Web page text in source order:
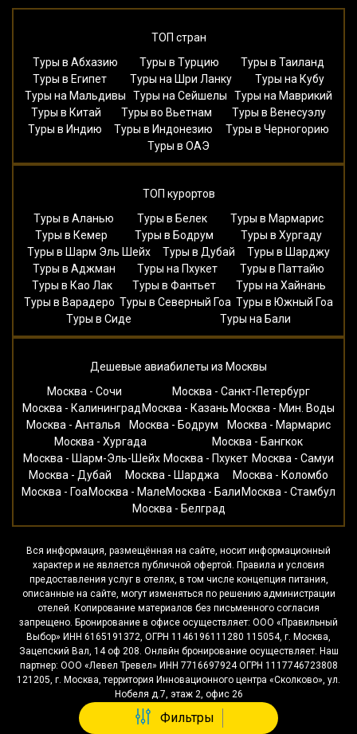
Фильтры
ТОП стран
Туры в Абхазию
Туры в Турцию
Туры в Таиланд
Туры в Египет
Туры на Шри Ланку
Туры на Кубу
Туры на Мальдивы
Туры на Сейшелы
Туры на Маврикий
Туры в Китай
Туры во Вьетнам
Туры в Венесуэлу
Туры в Индию
Туры в Индонезию
Туры в Черногорию
Туры в ОАЭ
ТОП курортов
Туры в Аланью
Туры в Белек
Туры в Мармарис
Туры в Кемер
Туры в Бодрум
Туры в Хургаду
Туры в Шарм Эль Шейх
Туры в Дубай
Туры в Шарджу
Туры в Аджман
Туры на Пхукет
Туры в Паттайю
Туры в Као Лак
Туры в Фантьет
Туры на Хайнань
Туры в Варадеро Туры в Северный Гоа Туры в Южный Гоа
Туры в Сиде
Туры на Бали
Дешевые авиабилеты из Москвы
Москва - Сочи
Москва - Санкт-Петербург
Москва - КалининградМосква - КазаньМосква - Мин. Воды
Москва - Анталья
Москва - Бодрум
Москва - Мармарис
Москва - Хургада
Москва - Бангкок
Москва - Шарм-Эль-Шейх Москва - Пхукет Москва - Самуи
Москва - Дубай
Москва - Шарджа
Москва - Коломбо
Москва - ГоаМосква - МалеМосква - БалиМосква - Стамбул
Москва - Белград
Вся информация, размещённая на сайте, носит информационный
характер и не является публичной офертой. Правила и условия
предоставления услуг в отелях, в том числе концепция питания,
описанные на сайте, могут изменяться по решению администрации
отелей. Копирование материалов без письменного согласия
запрещено. Бронирование в офисе осуществляет: ООО «Правильный
Выбор» ИНН 6165191372, ОГРН 1146196111280 115054, г. Москва,
Зацепский Вал, 14 оф 208. Онлвйн бронирование осуществляет. Наш
партнер: ООО «Левел Тревел» ИНН 7716697924 ОГРН 1117746723808
121205, г. Москва, территория Инновационного центра «Сколково», ул.
Нобеля д.7, этаж 2, офис 26